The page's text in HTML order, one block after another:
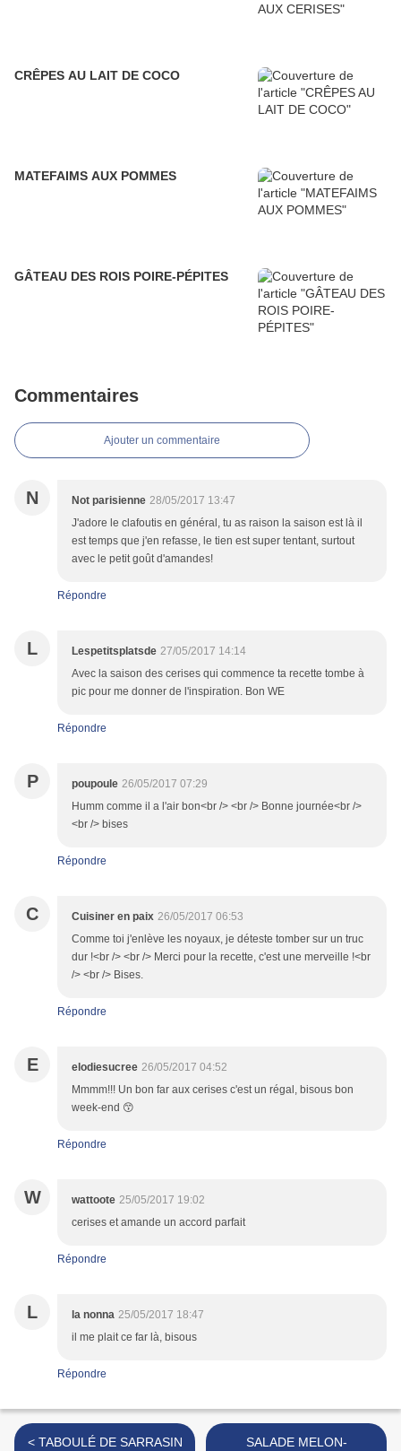
CRÊPES AU LAIT DE COCO
MATEFAIMS AUX POMMES
GÂTEAU DES ROIS POIRE-PÉPITES
Commentaires
Ajouter un commentaire
N Not parisienne 28/05/2017 13:47
J'adore le clafoutis en général, tu as raison la saison est là il
est temps que j'en refasse, le tien est super tentant, surtout
avec le petit goût d'amandes!
Répondre
L Lespetitsplatsde 27/05/2017 14:14
Avec la saison des cerises qui commence ta recette tombe à
pic pour me donner de l'inspiration. Bon WE
Répondre
P poupoule 26/05/2017 07:29
Humm comme il a l'air bon<br /> <br /> Bonne journée<br />
<br /> bises
Répondre
C Cuisiner en paix 26/05/2017 06:53
Comme toi j'enlève les noyaux, je déteste tomber sur un truc
dur !<br /> <br /> Merci pour la recette, c'est une merveille !<br
/> <br /> Bises.
Répondre
E elodiesucree 26/05/2017 04:52
Mmmm!!! Un bon far aux cerises c'est un régal, bisous bon
week-end 😙
Répondre
W wattoote 25/05/2017 19:02
cerises et amande un accord parfait
Répondre
L la nonna 25/05/2017 18:47
il me plait ce far là, bisous
Répondre
< TABOULÉ DE SARRASIN
SALADE MELON-